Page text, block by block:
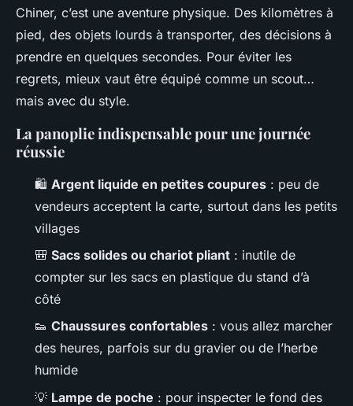
Chiner, c’est une aventure physique. Des kilomètres à
pied, des objets lourds à transporter, des décisions à
prendre en quelques secondes. Pour éviter les
regrets, mieux vaut être équipé comme un scout…
mais avec du style.
La panoplie indispensable pour une journée
réussie
🛍️ Argent liquide en petites coupures : peu de
vendeurs acceptent la carte, surtout dans les petits
villages
🎒 Sacs solides ou chariot pliant : inutile de
compter sur les sacs en plastique du stand d’à
côté
👟 Chaussures confortables : vous allez marcher
des heures, parfois sur du gravier ou de l’herbe
humide
💡 Lampe de poche : pour inspecter le fond des